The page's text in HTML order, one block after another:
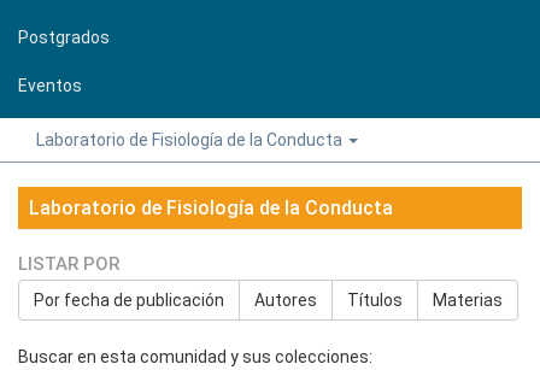
Postgrados
Eventos
Laboratorio de Fisiología de la Conducta
Laboratorio de Fisiología de la Conducta
LISTAR POR
Por fecha de publicación Autores Títulos Materias
Buscar en esta comunidad y sus colecciones: